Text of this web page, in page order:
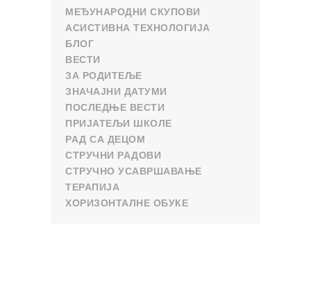
МЕЂУНАРОДНИ СКУПОВИ
АСИСТИВНА ТЕХНОЛОГИЈА
БЛОГ
ВЕСТИ
ЗА РОДИТЕЉЕ
ЗНАЧАЈНИ ДАТУМИ
ПОСЛЕДЊЕ ВЕСТИ
ПРИЈАТЕЉИ ШКОЛЕ
РАД СА ДЕЦОМ
СТРУЧНИ РАДОВИ
СТРУЧНО УСАВРШАВАЊЕ
ТЕРАПИЈА
ХОРИЗОНТАЛНЕ ОБУКЕ